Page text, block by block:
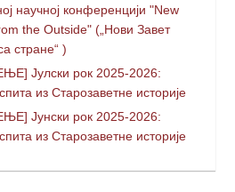
научној конференцији "New
the Outside" („Нови Завет
стране“ )
Јулски рок 2025-2026:
из Старозаветне историје
Јунски рок 2025-2026:
из Старозаветне историје